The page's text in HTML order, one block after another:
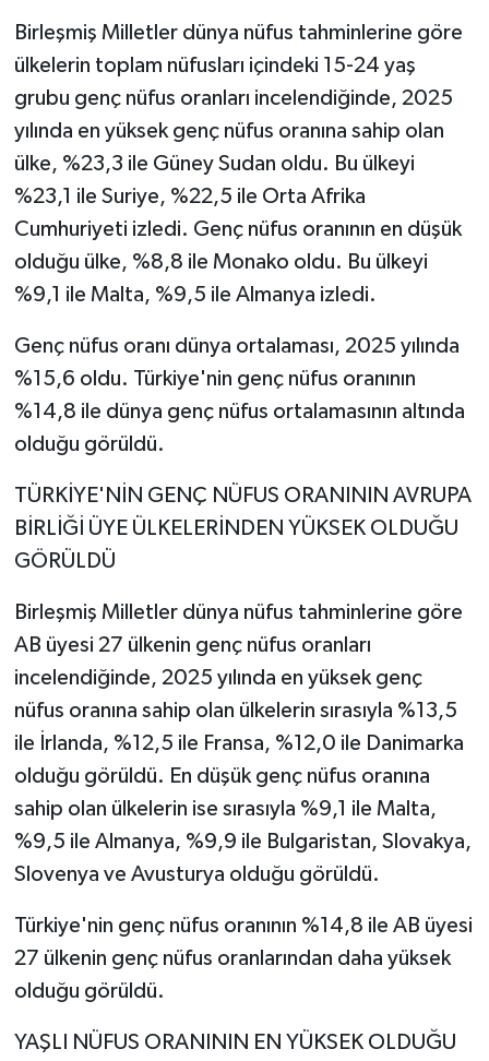
Birleşmiş Milletler dünya nüfus tahminlerine göre
ülkelerin toplam nüfusları içindeki 15-24 yaş
grubu genç nüfus oranları incelendiğinde, 2025
yılında en yüksek genç nüfus oranına sahip olan
ülke, %23,3 ile Güney Sudan oldu. Bu ülkeyi
%23,1 ile Suriye, %22,5 ile Orta Afrika
Cumhuriyeti izledi. Genç nüfus oranının en düşük
olduğu ülke, %8,8 ile Monako oldu. Bu ülkeyi
%9,1 ile Malta, %9,5 ile Almanya izledi.
Genç nüfus oranı dünya ortalaması, 2025 yılında
%15,6 oldu. Türkiye'nin genç nüfus oranının
%14,8 ile dünya genç nüfus ortalamasının altında
olduğu görüldü.
TÜRKİYE'NİN GENÇ NÜFUS ORANININ AVRUPA
BİRLİĞİ ÜYE ÜLKELERİNDEN YÜKSEK OLDUĞU
GÖRÜLDÜ
Birleşmiş Milletler dünya nüfus tahminlerine göre
AB üyesi 27 ülkenin genç nüfus oranları
incelendiğinde, 2025 yılında en yüksek genç
nüfus oranına sahip olan ülkelerin sırasıyla %13,5
ile İrlanda, %12,5 ile Fransa, %12,0 ile Danimarka
olduğu görüldü. En düşük genç nüfus oranına
sahip olan ülkelerin ise sırasıyla %9,1 ile Malta,
%9,5 ile Almanya, %9,9 ile Bulgaristan, Slovakya,
Slovenya ve Avusturya olduğu görüldü.
Türkiye'nin genç nüfus oranının %14,8 ile AB üyesi
27 ülkenin genç nüfus oranlarından daha yüksek
olduğu görüldü.
YAŞLI NÜFUS ORANININ EN YÜKSEK OLDUĞU